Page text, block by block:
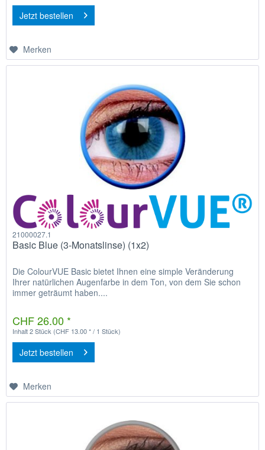
Jetzt bestellen
Merken
21000027.1
Basic Blue (3-Monatslinse) (1x2)
Die ColourVUE Basic bietet Ihnen eine simple Veränderung
Ihrer natürlichen Augenfarbe in dem Ton, von dem Sie schon
immer geträumt haben....
CHF 26.00 *
Inhalt2 Stück (CHF 13.00 * / 1 Stück)
Jetzt bestellen
Merken